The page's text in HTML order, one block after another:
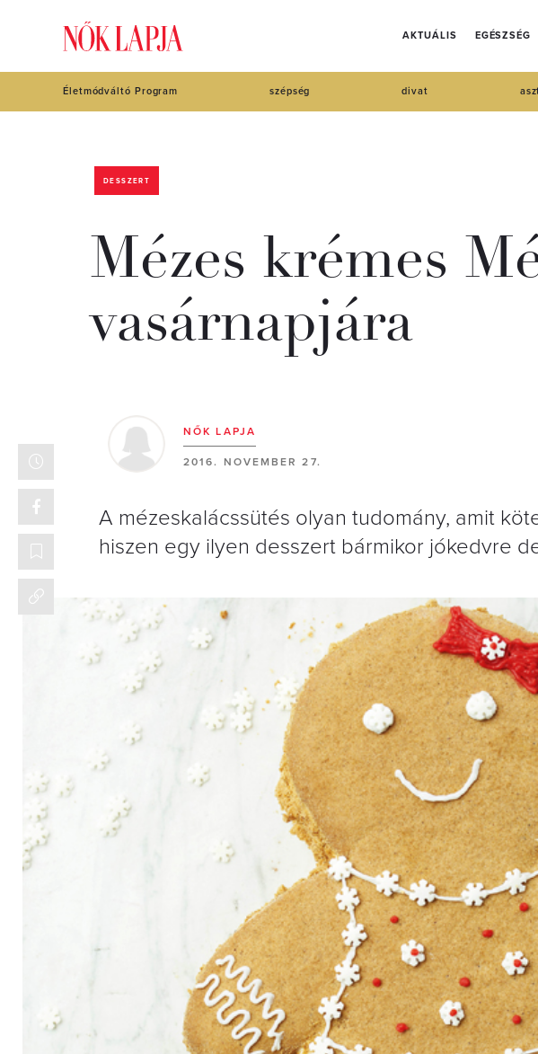
AKTUÁLIS EGÉSZSÉG
Életmódváltó Program szépség divat
DESSZERT
Mézes krémes
vasárnapjára
NŐK LAPJA
2016. NOVEMBER 27.
A mézeskalácssütés olyan tudomány, amit
hiszen egy ilyen desszert bármikor jókedvre